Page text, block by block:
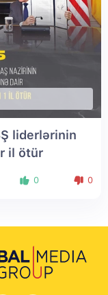
liderlərinin
il ötür
0 0